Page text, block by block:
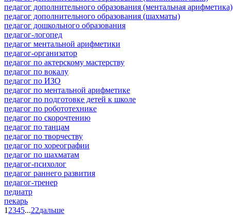
педагог дополнительного образования (ментальная арифметика)
педагог дополнительного образования (шахматы)
педагог дошкольного образования
педагог-логопед
педагог ментальной арифметики
педагог-организатор
педагог по актерскому мастерству
педагог по вокалу
педагог по ИЗО
педагог по ментальной арифметике
педагог по подготовке детей к школе
педагог по робототехнике
педагог по скорочтению
педагог по танцам
педагог по творчеству
педагог по хореографии
педагог по шахматам
педагог-психолог
педагог раннего развития
педагог-тренер
педиатр
пекарь
1 2345...22дальше